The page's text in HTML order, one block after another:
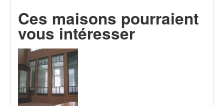
Ces maisons pourraient
vous intéresser